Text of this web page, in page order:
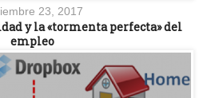
23, 2017
y la «tormenta perfecta» del
empleo